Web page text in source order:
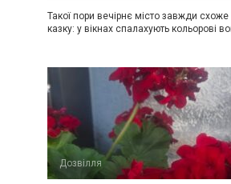
Такої пори вечірнє місто завжди
казку: у вікнах спалахують кольорові
Дозвілля